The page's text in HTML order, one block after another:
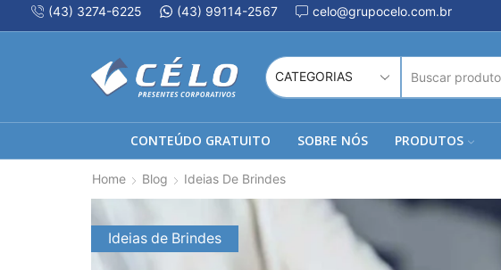
(43) 3274-6225 (43) 99114-2567 celo@grupocelo.com.br
CONTEÚDO GRATUITO SOBRE NÓS PRODUTOS
Home Blog Ideias De Brindes
Ideias de Brindes